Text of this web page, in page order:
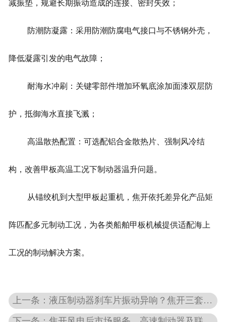
减振垫，规避长期振动造成的连接、密封失效；
防潮防凝露：采用防潮防腐电气接口与不锈钢外壳，
降低凝露引发的电气故障；
耐海水冲刷：关键零部件增加环氧底涂加面漆双层防
护，抵御海水直接飞溅；
高温散热配置：可选配铝合金散热片、强制风冷结
构，改善甲板高温工况下制动器温升问题。
从锚绞机到大型甲板起重机，焦开依托差异化产品矩
阵匹配多元制动工况，为各类船舶甲板机械提供适配海上
工况的制动解决方案。
上一条：液压制动器刹车片振动异响？焦开三套方案快速解决